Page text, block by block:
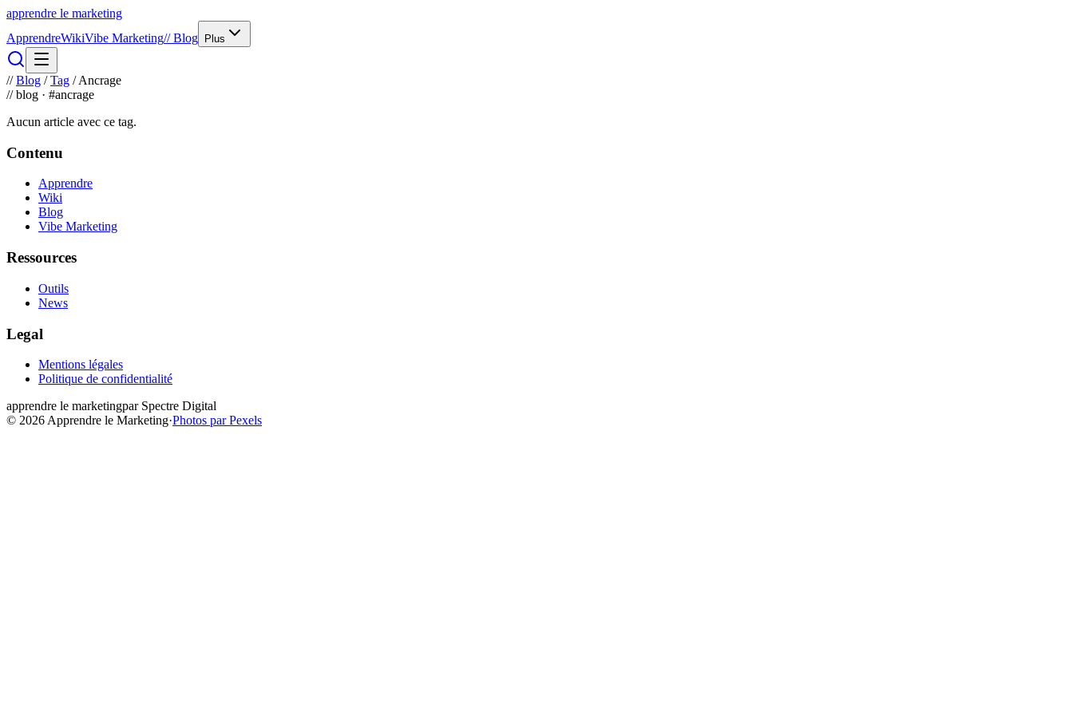
apprendre le marketing
ApprendreWikiVibe Marketing// Blog Plus
// Blog /Tag /Ancrage
//blog · #ancrage
Aucun article avec ce tag.
Contenu
Apprendre
Wiki
Blog
Vibe Marketing
Ressources
Outils
News
Legal
Mentions légales
Politique de confidentialité
apprendre le marketingpar Spectre Digital
© 2026 Apprendre le Marketing·Photos par Pexels